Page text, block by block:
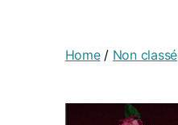
Home/ Non classé